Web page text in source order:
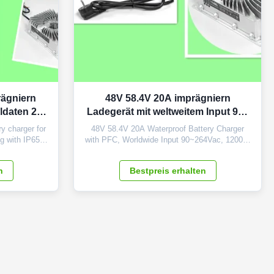
2
charger for
with IP65
boats,
is
to protect
48V 58.4V 20A imprägniern
Ladegerät mit weltweitem Input 90 |
264Vac 1200W PFC
48V 58.4V 20A Waterproof Battery Charger
with PFC, Worldwide Input 90~264Vac, 1200W
/ water - resist 48V20A LiFePO4 battery
charger with IP65 rate is designed for lithium or
lead acid (AGM, sealed) battery powered
Bestpreis erhalten